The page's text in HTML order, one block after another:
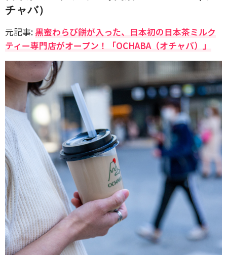
チャバ）
元記事:黒蜜わらび餅が入った、日本初の日本茶ミルク
ティー専門店がオープン！「OCHABA（オチャバ）」